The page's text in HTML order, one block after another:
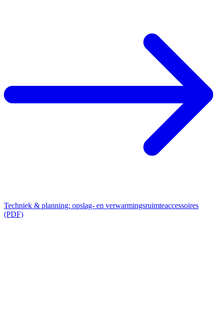
Techniek & planning: opslag- en verwarmingsruimteaccessoires
(PDF)